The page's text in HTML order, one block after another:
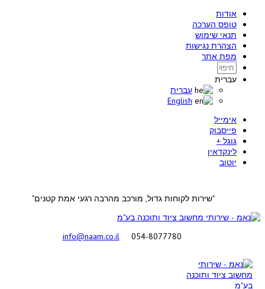
אודות
טופס הערכה
תנאי שימוש
הצהרת נגישות
מפת אתר
עברית
עברית
English
אימייל
פייסבוק
גוגל +
לינקדאין
יוטוב
"שירות לקוחות גדול, מורכב מהרבה רגעי אמת קטנים"
054-8077780
info@naam.co.il